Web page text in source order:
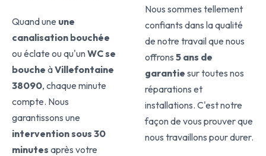
Quand une une
canalisation bouchée
ou éclate ou qu'unWC se
bouche àVillefontaine
38090, chaque minute
compte. Nous
garantissons une
intervention sous 30
minutes après votre
Nous sommes tellement
confiants dans la qualité
de notre travail que nous
offrons 5 ans de
garantie sur toutes nos
réparations et
installations. C'est notre
façon de vous prouver que
nous travaillons pour durer.